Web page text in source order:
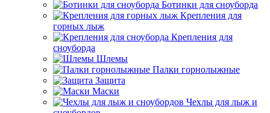
Ботинки для сноуборда
Крепления для
горных лыж
Крепления для
сноуборда
Шлемы
Палки горнолыжные
Защита
Маски
Чехлы для лыж и